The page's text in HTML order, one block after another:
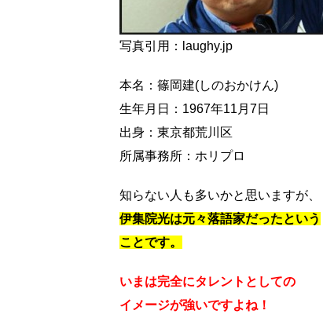
写真引用：laughy.jp
本名：篠岡建(しのおかけん)
生年月日：1967年11月7日
出身：東京都荒川区
所属事務所：ホリプロ
知らない人も多いかと思いますが、
伊集院光は元々落語家だったという
ことです。
いまは完全にタレントとしての
イメージが強いですよね！